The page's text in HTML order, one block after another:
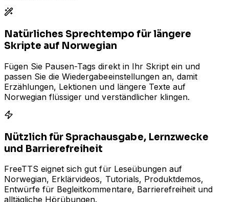
Natürliches Sprechtempo für längere
Skripte auf Norwegian
Fügen Sie Pausen-Tags direkt in Ihr Skript ein und
passen Sie die Wiedergabeeinstellungen an, damit
Erzählungen, Lektionen und längere Texte auf
Norwegian flüssiger und verständlicher klingen.
Nützlich für Sprachausgabe, Lernzwecke
und Barrierefreiheit
FreeTTS eignet sich gut für Leseübungen auf
Norwegian, Erklärvideos, Tutorials, Produktdemos,
Entwürfe für Begleitkommentare, Barrierefreiheit und
alltägliche Hörübungen.